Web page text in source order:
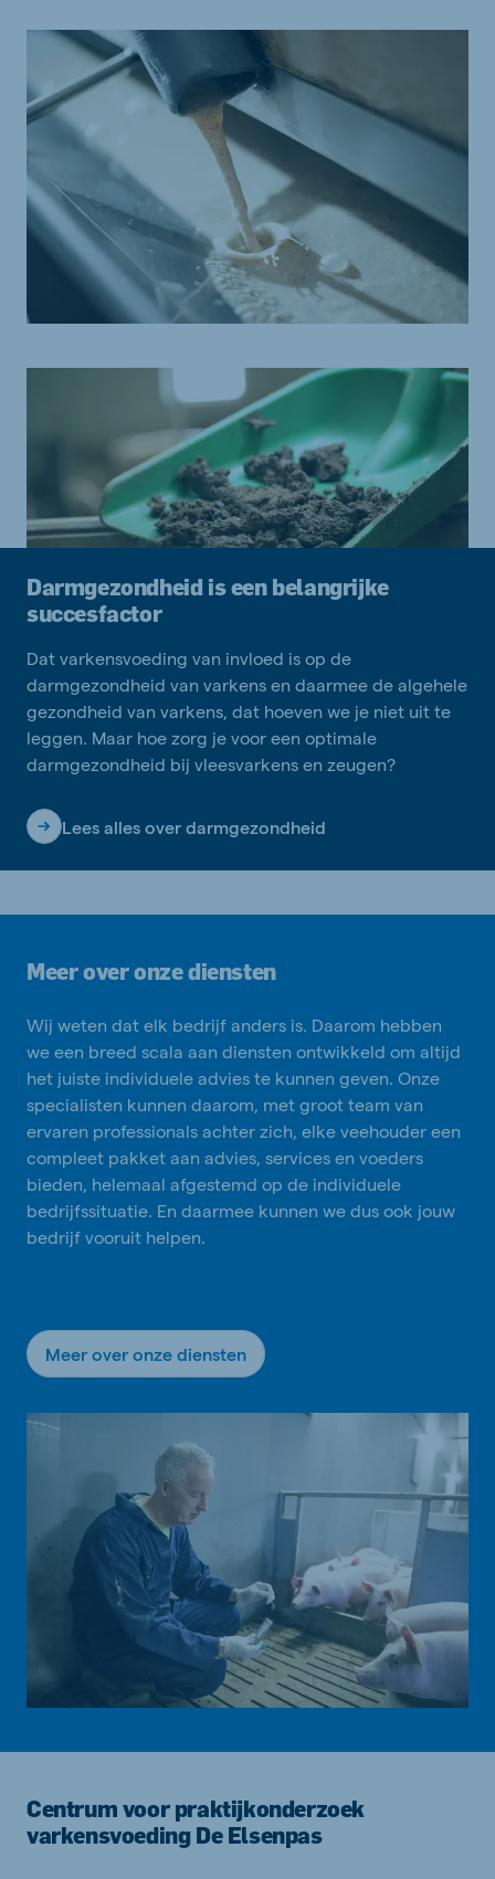
Darmgezondheid is een belangrijke
succesfactor
Dat varkensvoeding van invloed is op de
darmgezondheid van varkens en daarmee de algehele
gezondheid van varkens, dat hoeven we je niet uit te
leggen. Maar hoe zorg je voor een optimale
darmgezondheid bij vleesvarkens en zeugen?
Lees alles over darmgezondheid
Meer over onze diensten
Wij weten dat elk bedrijf anders is. Daarom hebben
we een breed scala aan diensten ontwikkeld om altijd
het juiste individuele advies te kunnen geven. Onze
specialisten kunnen daarom, met groot team van
ervaren professionals achter zich, elke veehouder een
compleet pakket aan advies, services en voeders
bieden, helemaal afgestemd op de individuele
bedrijfssituatie. En daarmee kunnen we dus ook jouw
bedrijf vooruit helpen.
Meer over onze diensten
Centrum voor praktijkonderzoek
varkensvoeding De Elsenpas